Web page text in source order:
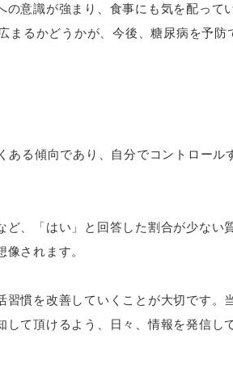
意識が強まり、食事にも気を配って
るかどうかが、今後、糖尿病を予防
ある傾向であり、自分でコントロー
、「はい」と回答した割合が少ない
されます。
慣を改善していくことが大切です。
て頂けるよう、日々、情報を発信し